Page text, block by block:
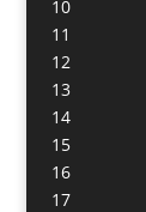
10
11
12
13
14
15
16
17